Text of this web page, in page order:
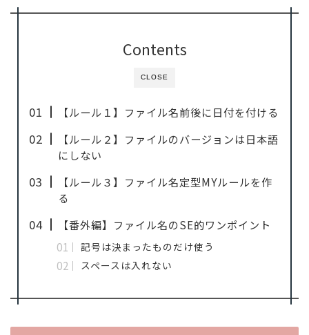
CLOSE
Contents
【ルール１】ファイル名前後に日付を付ける
【ルール２】ファイルのバージョンは日本語
にしない
【ルール３】ファイル名定型MYルールを作
る
【番外編】ファイル名のSE的ワンポイント
記号は決まったものだけ使う
スペースは入れない